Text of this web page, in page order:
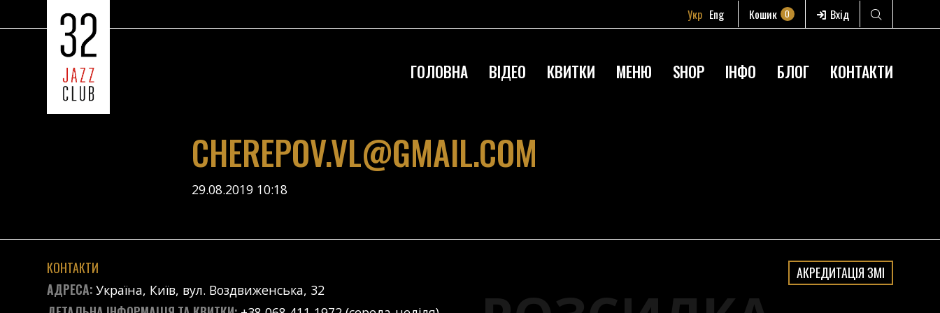
Укр Eng Кошик 0 Вхід
ГОЛОВНА ВІДЕО КВИТКИ МЕНЮ SHOP ІНФО БЛОГ КОНТАКТИ
CHEREPOV.VL@GMAIL.COM
29.08.2019 10:18
КОНТАКТИ
АДРЕСА:Україна, Київ, вул. Воздвиженська, 32
АКРЕДИТАЦІЯ ЗМІ